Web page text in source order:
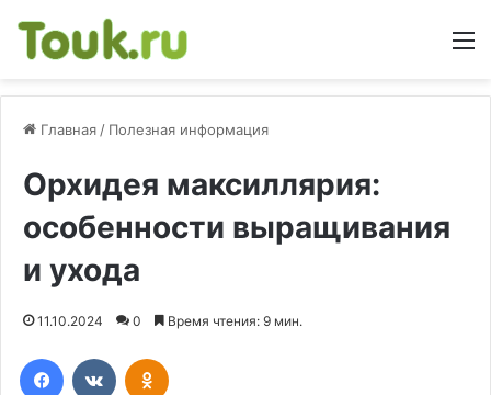
Главная / Полезная информация
Орхидея максиллярия:
особенности выращивания
и ухода
11.10.2024 0 Время чтения: 9 мин.